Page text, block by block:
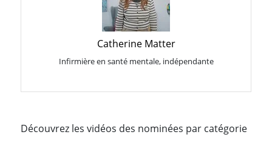
Catherine Matter
Infirmière en santé mentale, indépendante
Découvrez les vidéos des nominées par catégorie